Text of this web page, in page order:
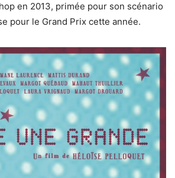
en 2013, primée pour son scénario
pour le Grand Prix cette année.